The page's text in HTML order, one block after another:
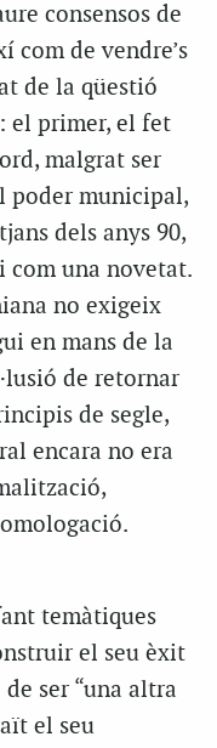
consensos de
com de vendre’s
de la qüestió
el primer, el fet
malgrat ser
poder municipal,
dels anys 90,
com una novetat.
no exigeix
en mans de la
de retornar
de segle,
encara no era
temàtiques
el seu èxit
ser “una altra
el seu